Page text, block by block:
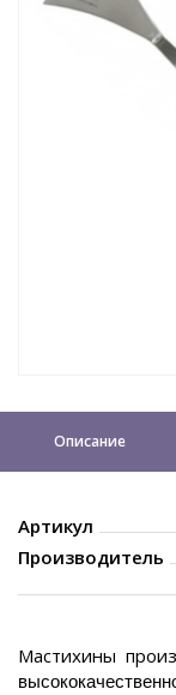
Описание
Артикул
Производитель
Мастихины